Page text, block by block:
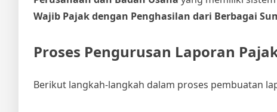
Wajib Pajak dengan Penghasilan dari Berbagai
Proses Pengurusan Laporan
Berikut langkah-langkah dalam proses pembuatan